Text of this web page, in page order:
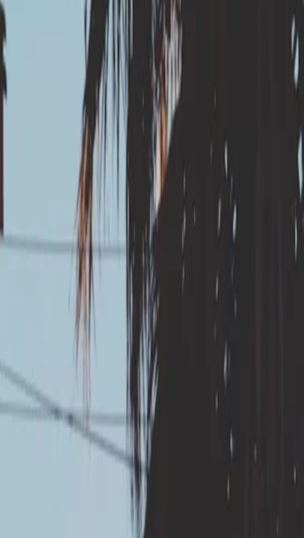
de prévention ?
à mettre en oeuvre (drainage déporté des fondations,
d’absorption de l’eau dans le sol. Il est indispensable avant tous
remplissage en fond de fosse sur au moins 15cm.
un hydrogéologue ou géotechnicien) :
?
prévention à mettre en oeuvre :
?
de votre maison, réalisé par l’expert RGA, cette solution est